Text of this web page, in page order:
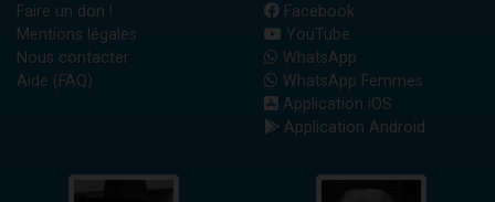
Faire un don !
Mentions légales
Nous contacter
Aide (FAQ)
Facebook
YouTube
WhatsApp
WhatsApp Femmes
Application iOS
Application Android